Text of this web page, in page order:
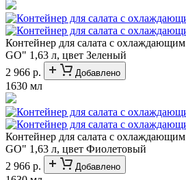
Контейнер для салата с
GO" 1,63 л, цвет Зеленый
2 966 р.
Добавлено
1630 мл
Контейнер для салата с
GO" 1,63 л, цвет Фиолетовый
2 966 р.
Добавлено